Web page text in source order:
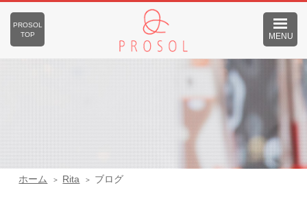
MENU
PROSOL
TOP
ホーム Rita ブログ